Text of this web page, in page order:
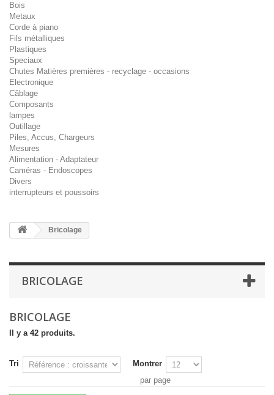
Bois
Metaux
Corde à piano
Fils métalliques
Plastiques
Speciaux
Chutes Matières premières - recyclage - occasions
Electronique
Câblage
Composants
lampes
Outillage
Piles, Accus, Chargeurs
Mesures
Alimentation - Adaptateur
Caméras - Endoscopes
Divers
interrupteurs et poussoirs
Bricolage
BRICOLAGE
BRICOLAGE
Il y a 42 produits.
Tri
Montrer
par page